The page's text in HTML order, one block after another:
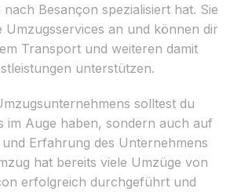
Besançon spezialisiert hat. Sie
Umzugsservices an und können dir
Transport und weiteren damit
unterstützen.
solltest du
im Auge haben, sondern auch auf
Erfahrung des Unternehmens
hat bereits viele Umzüge von
erfolgreich durchgeführt und